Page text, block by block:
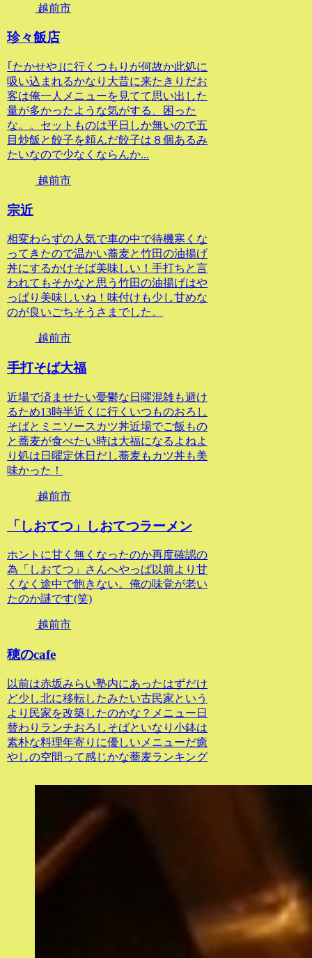
越前市
珍々飯店
｢たかせや｣に行くつもりが何故か此処に
吸い込まれるかなり大昔に来たきりだお
客は俺一人メニューを見てて思い出した
量が多かったような気がする、困った
な。。セットものは平日しか無いので五
目炒飯と餃子を頼んだ餃子は８個あるみ
たいなので少なくならんか...
越前市
宗近
相変わらずの人気で車の中で待機寒くな
ってきたので温かい蕎麦と竹田の油揚げ
丼にするかけそば美味しい！手打ちと言
われてもそかなと思う竹田の油揚げはや
っぱり美味しいね！味付けも少し甘めな
のが良いごちそうさまでした。
越前市
手打そば大福
近場で済ませたい憂鬱な日曜混雑も避け
るため13時半近くに行くいつものおろし
そばとミニソースカツ丼近場でご飯もの
と蕎麦が食べたい時は大福になるよねよ
り処は日曜定休日だし蕎麦もカツ丼も美
味かった！
越前市
「しおてつ」しおてつラーメン
ホントに甘く無くなったのか再度確認の
為「しおてつ」さんへやっぱ以前より甘
くなく途中で飽きない。俺の味覚が老い
たのか謎です(笑)
越前市
穂のcafe
以前は赤坂みらい塾内にあったはずだけ
ど少し北に移転したみたい古民家という
より民家を改築したのかな？メニュー日
替わりランチおろしそばといなり小鉢は
素朴な料理年寄りに優しいメニューだ癒
やしの空間って感じかな蕎麦ランキング